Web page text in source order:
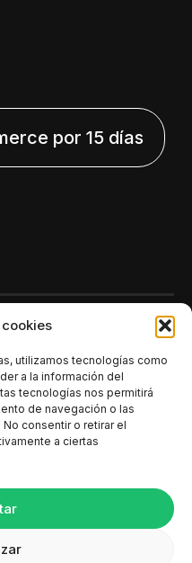
utilizamos tecnologías como
a la información del
tecnologías nos permitirá
de navegación o las
consentir o retirar el
a ciertas
por 15 días